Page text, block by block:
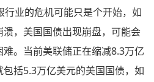
业的危机可能只是个开始，如
，美国国债出现崩盘，可能会
。当前美联储正在缩减8.3万亿
括5.3万亿美元的美国国债，如